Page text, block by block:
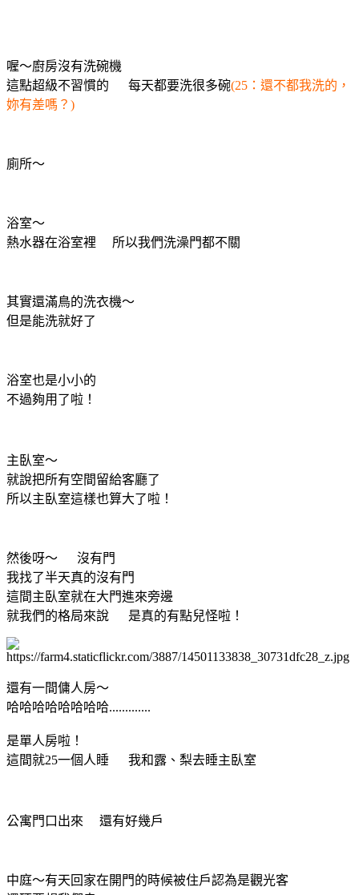
喔～廚房沒有洗碗機
這點超級不習慣的 每天都要洗很多碗(25：還不都我洗的，
妳有差嗎？)
廁所～
浴室～
熱水器在浴室裡 所以我們洗澡門都不關
其實還滿鳥的洗衣機～
但是能洗就好了
浴室也是小小的
不過夠用了啦！
主臥室～
就說把所有空間留給客廳了
所以主臥室這樣也算大了啦！
然後呀～ 沒有門
我找了半天真的沒有門
這間主臥室就在大門進來旁邊
就我們的格局來說 是真的有點兒怪啦！
還有一間傭人房～
哈哈哈哈哈哈哈哈.............
是單人房啦！
這間就25一個人睡 我和露、梨去睡主臥室
公寓門口出來 還有好幾戶
中庭～有天回家在開門的時候被住戶認為是觀光客